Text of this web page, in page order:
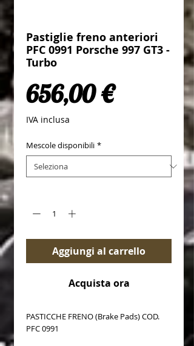
Pastiglie freno anteriori
PFC 0991 Porsche 997 GT3 -
Turbo
656,00 €Prezzo
IVA inclusa
Mescole disponibili *
Aggiungi al carrello
Acquista ora
PASTICCHE FRENO (Brake Pads) COD.
PFC 0991